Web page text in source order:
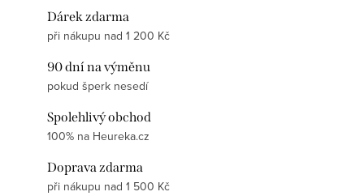
Dárek zdarma
při nákupu nad 1 200 Kč
90 dní na výměnu
pokud šperk nesedí
Spolehlivý obchod
100% na Heureka.cz
Doprava zdarma
při nákupu nad 1 500 Kč